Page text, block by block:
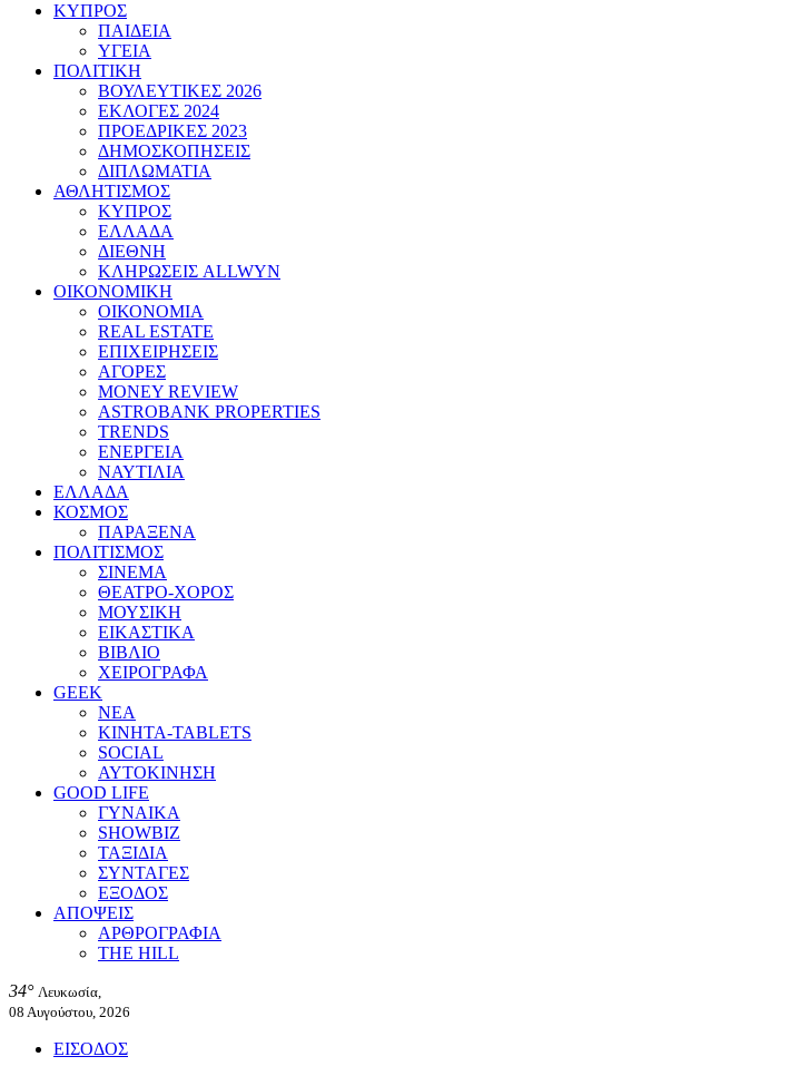
ΚΥΠΡΟΣ
ΠΑΙΔΕΙΑ
ΥΓΕΙΑ
ΠΟΛΙΤΙΚΗ
ΒΟΥΛΕΥΤΙΚΕΣ 2026
ΕΚΛΟΓΕΣ 2024
ΠΡΟΕΔΡΙΚΕΣ 2023
ΔΗΜΟΣΚΟΠΗΣΕΙΣ
ΔΙΠΛΩΜΑΤΙΑ
ΑΘΛΗΤΙΣΜΟΣ
ΚΥΠΡΟΣ
ΕΛΛΑΔΑ
ΔΙΕΘΝΗ
ΚΛΗΡΩΣΕΙΣ ALLWYN
ΟΙΚΟΝΟΜΙΚΗ
ΟΙΚΟΝΟΜΙΑ
REAL ESTATE
ΕΠΙΧΕΙΡΗΣΕΙΣ
ΑΓΟΡΕΣ
MONEY REVIEW
ASTROBANK PROPERTIES
TRENDS
ΕΝΕΡΓΕΙΑ
ΝΑΥΤΙΛΙΑ
ΕΛΛΑΔΑ
ΚΟΣΜΟΣ
ΠΑΡΑΞΕΝΑ
ΠΟΛΙΤΙΣΜΟΣ
ΣΙΝΕΜΑ
ΘΕΑΤΡΟ-ΧΟΡΟΣ
ΜΟΥΣΙΚΗ
ΕΙΚΑΣΤΙΚΑ
ΒΙΒΛΙΟ
ΧΕΙΡΟΓΡΑΦΑ
GEEK
ΝΕΑ
ΚΙΝΗΤΑ-TABLETS
SOCIAL
ΑΥΤΟΚΙΝΗΣΗ
GOOD LIFE
ΓΥΝΑΙΚΑ
SHOWBIZ
ΤΑΞΙΔΙΑ
ΣΥΝΤΑΓΕΣ
ΕΞΟΔΟΣ
ΑΠΟΨΕΙΣ
ΑΡΘΡΟΓΡΑΦΙΑ
THE HILL
34° Λευκωσία,
08 Αυγούστου, 2026
ΕΙΣΟΔΟΣ